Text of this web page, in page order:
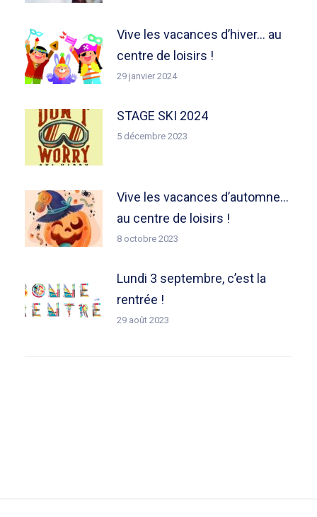
Vive les vacances d’hiver… au
centre de loisirs !
29 janvier 2024
STAGE SKI 2024
5 décembre 2023
Vive les vacances d’automne…
au centre de loisirs !
8 octobre 2023
Lundi 3 septembre, c’est la
rentrée !
29 août 2023